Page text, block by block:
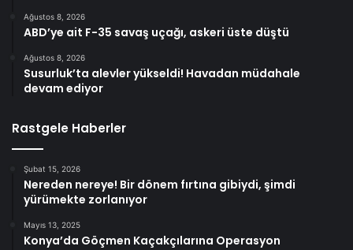
Ağustos 8, 2026
ABD’ye ait F-35 savaş uçağı, askeri üste düştü
Ağustos 8, 2026
Susurluk’ta alevler yükseldi! Havadan müdahale
devam ediyor
Rastgele Haberler
Şubat 15, 2026
Nereden nereye! Bir dönem fırtına gibiydi, şimdi
yürümekte zorlanıyor
Mayıs 13, 2025
Konya’da Göçmen Kaçakçılarına Operasyon